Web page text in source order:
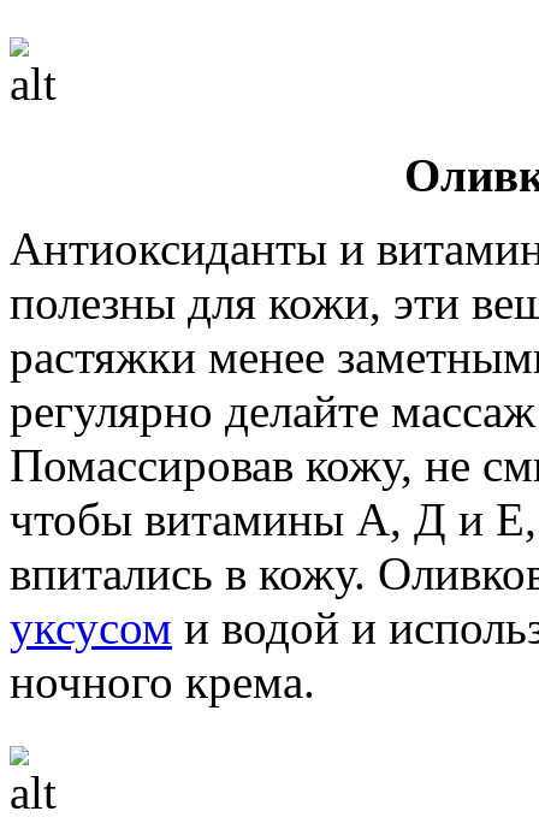
Антиоксиданты и
полезны для кожи, эти
растяжки менее
регулярно делайте
Помассировав кожу, не
чтобы витамины А, Д и Е,
впитались в кожу.
уксусом и водой и
ночного крема.